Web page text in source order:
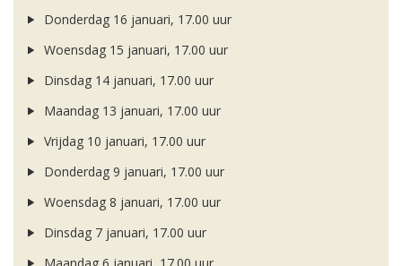
Donderdag 16 januari, 17.00 uur
Woensdag 15 januari, 17.00 uur
Dinsdag 14 januari, 17.00 uur
Maandag 13 januari, 17.00 uur
Vrijdag 10 januari, 17.00 uur
Donderdag 9 januari, 17.00 uur
Woensdag 8 januari, 17.00 uur
Dinsdag 7 januari, 17.00 uur